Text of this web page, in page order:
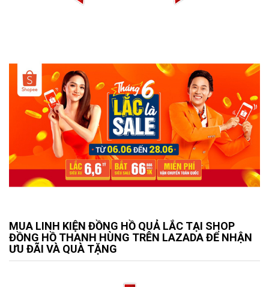
MUA LINH KIỆN ĐỒNG HỒ QUẢ LẮC TẠI SHOP
ĐỒNG HỒ THANH HÙNG TRÊN LAZADA ĐỂ NHẬN
ƯU ĐÃI VÀ QUÀ TẶNG